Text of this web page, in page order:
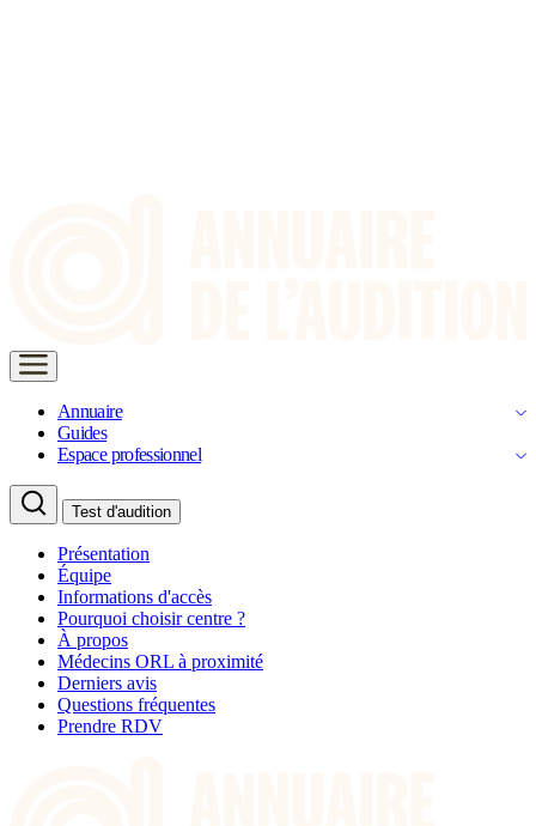
Annuaire
Guides
Espace professionnel
Test d'audition
Présentation
Équipe
Informations d'accès
Pourquoi choisir centre ?
À propos
Médecins ORL à proximité
Derniers avis
Questions fréquentes
Prendre RDV